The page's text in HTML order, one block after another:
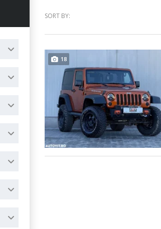
SORT BY:
18